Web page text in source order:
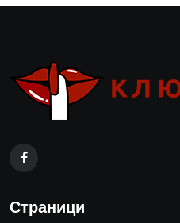
Страници